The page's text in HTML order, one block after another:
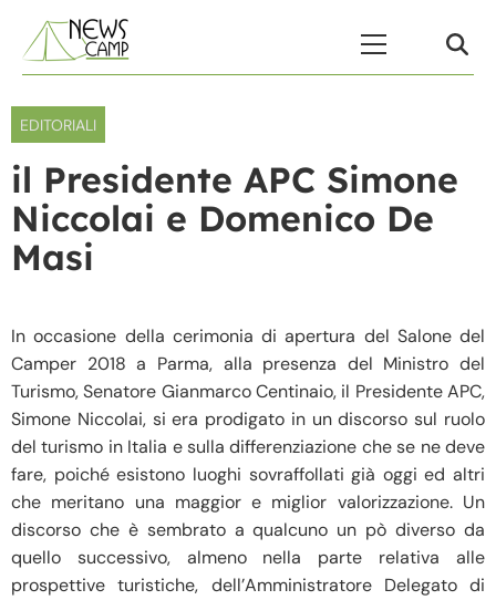
EDITORIALI
il Presidente APC Simone
Niccolai e Domenico De
Masi
In occasione della cerimonia di apertura del Salone del
Camper 2018 a Parma, alla presenza del Ministro del
Turismo, Senatore Gianmarco Centinaio, il Presidente APC,
Simone Niccolai, si era prodigato in un discorso sul ruolo
del turismo in Italia e sulla differenziazione che se ne deve
fare, poiché esistono luoghi sovraffollati già oggi ed altri
che meritano una maggior e miglior valorizzazione. Un
discorso che è sembrato a qualcuno un pò diverso da
quello successivo, almeno nella parte relativa alle
prospettive turistiche, dell’Amministratore Delegato di